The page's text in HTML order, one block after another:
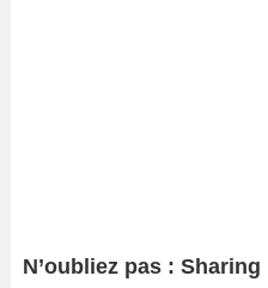
N’oubliez pas :